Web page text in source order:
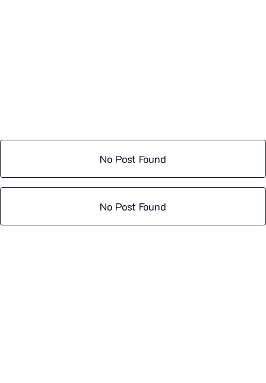
No Post Found
No Post Found